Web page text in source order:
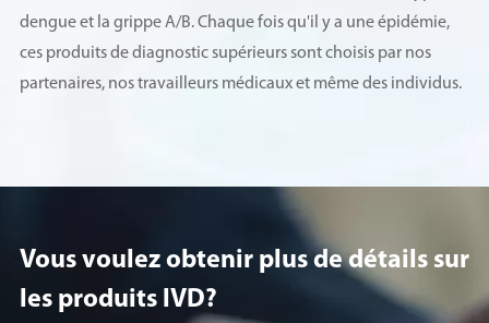
dengue et la grippe A/B. Chaque fois qu'il y a une épidémie,
ces produits de diagnostic supérieurs sont choisis par nos
partenaires, nos travailleurs médicaux et même des individus.
Vous voulez obtenir plus de détails sur
les produits lVD?